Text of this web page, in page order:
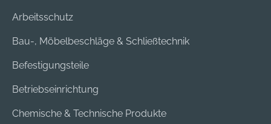
Arbeitsschutz
Bau-, Möbelbeschläge & Schließtechnik
Befestigungsteile
Betriebseinrichtung
Chemische & Technische Produkte